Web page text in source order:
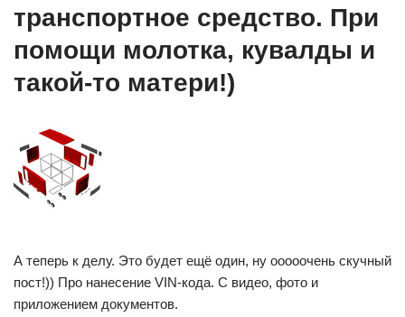
транспортное средство. При
помощи молотка, кувалды и
такой-то матери!)
А теперь к делу. Это будет ещё один, ну ооооочень скучный
пост!)) Про нанесение VIN-кода. С видео, фото и
приложением документов.